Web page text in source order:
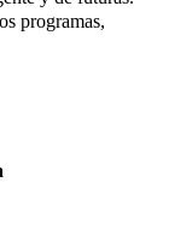
programas,